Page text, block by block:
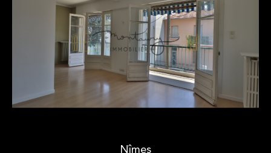
Nîmes